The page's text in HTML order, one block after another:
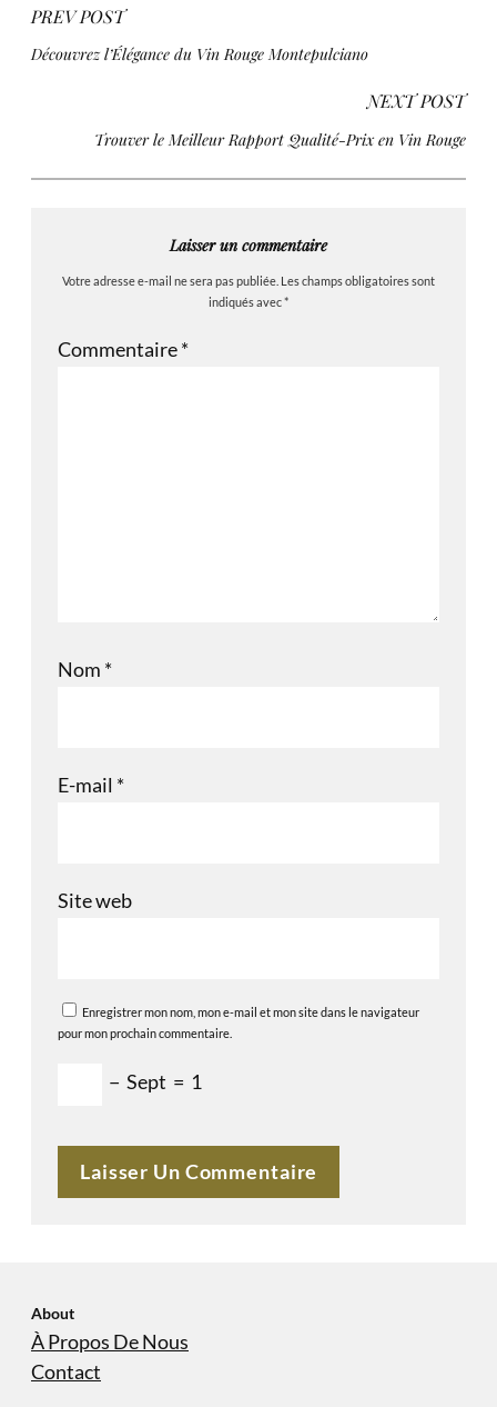
PREV POST
Découvrez l’Élégance du Vin Rouge Montepulciano
NEXT POST
Trouver le Meilleur Rapport Qualité-Prix en Vin Rouge
Laisser un commentaire
Votre adresse e-mail ne sera pas publiée. Les champs obligatoires sont
indiqués avec*
Commentaire*
Nom *
E-mail *
Site web
Enregistrer mon nom, mon e-mail et mon site dans le navigateur
pour mon prochain commentaire.
− Sept = 1
About
À Propos De Nous
Contact